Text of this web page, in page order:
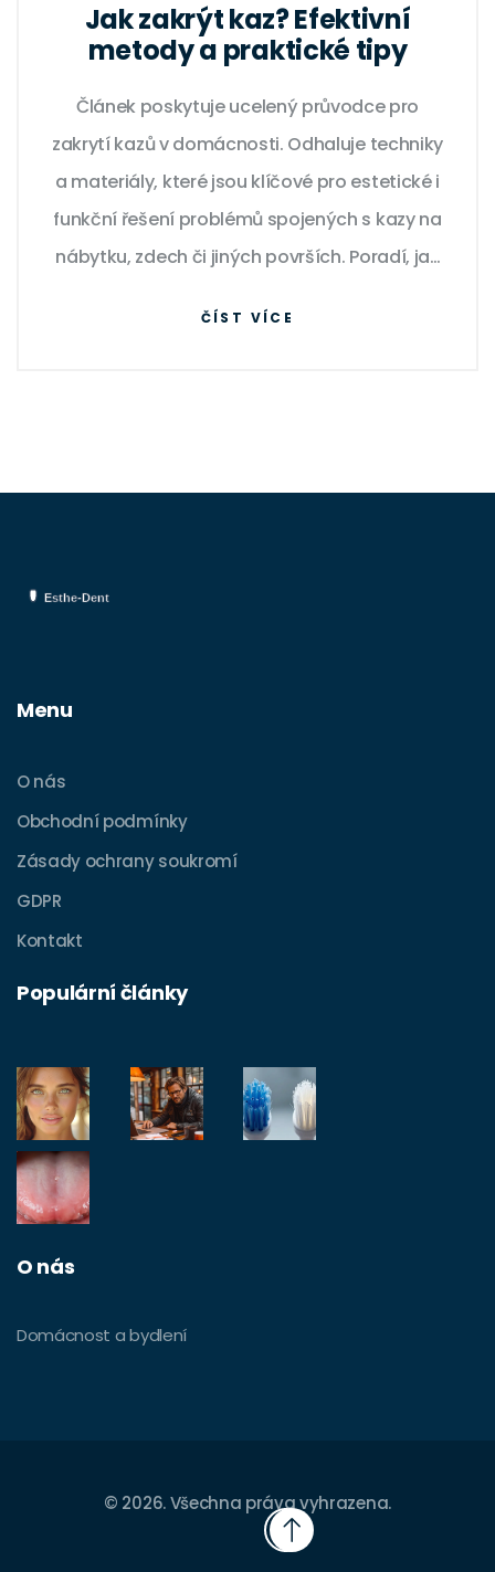
Jak zakrýt kaz? Efektivní
metody a praktické tipy
Článek poskytuje ucelený průvodce pro
zakrytí kazů v domácnosti. Odhaluje techniky
a materiály, které jsou klíčové pro estetické i
funkční řešení problémů spojených s kazy na
nábytku, zdech či jiných površích. Poradí, jak
ČÍST VÍCE
Menu
O nás
Obchodní podmínky
Zásady ochrany soukromí
GDPR
Kontakt
Populární články
O nás
Domácnost a bydlení
© 2026. Všechna práva vyhrazena.